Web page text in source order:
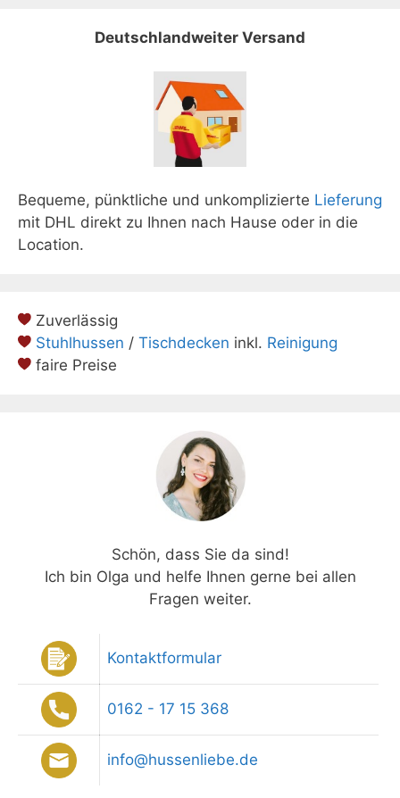
Deutschlandweiter Versand
Bequeme, pünktliche und unkomplizierte Lieferung
mit DHL direkt zu Ihnen nach Hause oder in die
Location.
Zuverlässig
Stuhlhussen / Tischdecken inkl. Reinigung
faire Preise
Schön, dass Sie da sind!
Ich bin Olga und helfe Ihnen gerne bei allen
Fragen weiter.
Kontaktformular
0162 - 17 15 368
info@hussenliebe.de